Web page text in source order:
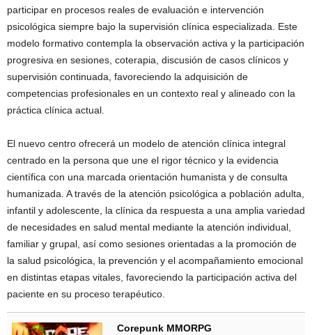
participar en procesos reales de evaluación e intervención
psicológica siempre bajo la supervisión clínica especializada. Este
modelo formativo contempla la observación activa y la participación
progresiva en sesiones, coterapia, discusión de casos clínicos y
supervisión continuada, favoreciendo la adquisición de
competencias profesionales en un contexto real y alineado con la
práctica clínica actual.
El nuevo centro ofrecerá un modelo de atención clínica integral
centrado en la persona que une el rigor técnico y la evidencia
científica con una marcada orientación humanista y de consulta
humanizada. A través de la atención psicológica a población adulta,
infantil y adolescente, la clínica da respuesta a una amplia variedad
de necesidades en salud mental mediante la atención individual,
familiar y grupal, así como sesiones orientadas a la promoción de
la salud psicológica, la prevención y el acompañamiento emocional
en distintas etapas vitales, favoreciendo la participación activa del
paciente en su proceso terapéutico.
Corepunk MMORPG